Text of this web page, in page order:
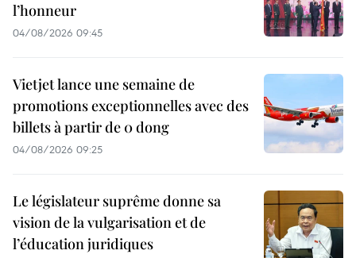
l’honneur
04/08/2026 09:45
Vietjet lance une semaine de
promotions exceptionnelles avec des
billets à partir de 0 dong
04/08/2026 09:25
Le législateur suprême donne sa
vision de la vulgarisation et de
l’éducation juridiques